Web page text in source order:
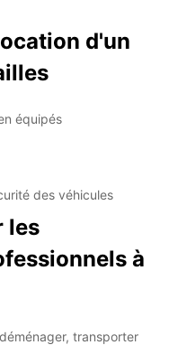
d'un
équipés
des véhicules
les
à
transporter